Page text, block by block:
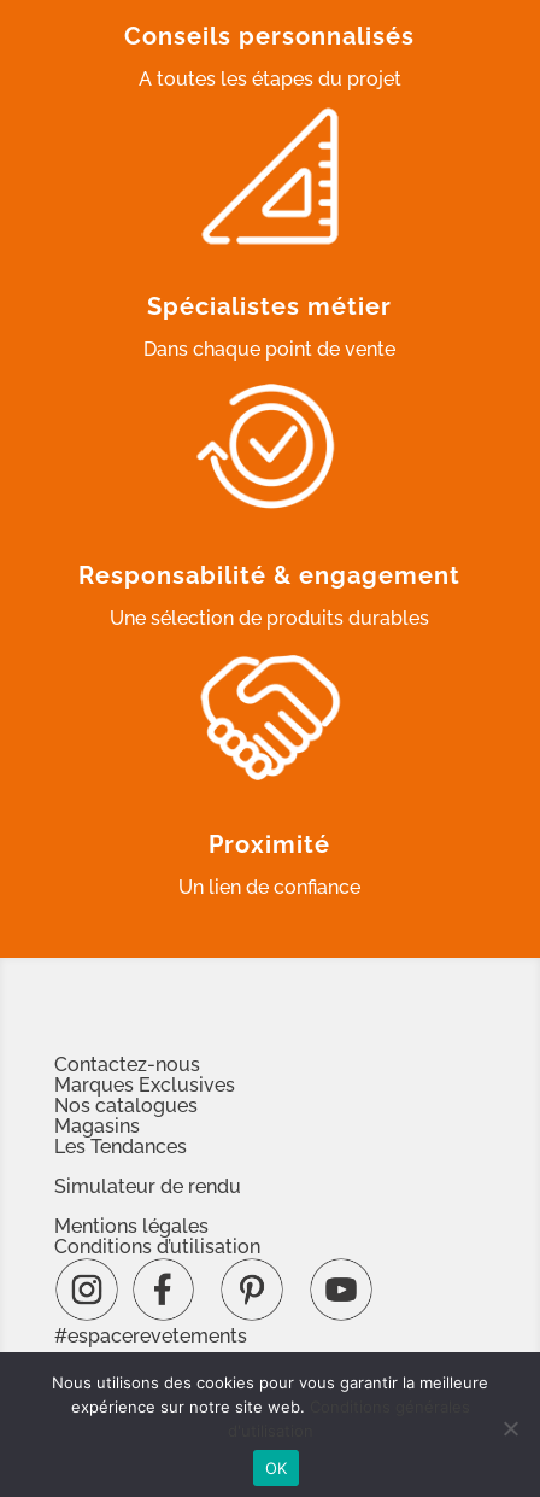
Conseils personnalisés
A toutes les étapes du projet
Spécialistes métier
Dans chaque point de vente
Responsabilité & engagement
Une sélection de produits durables
Proximité
Un lien de confiance
Contactez-nous
Marques Exclusives
Nos catalogues
Magasins
Les Tendances
Simulateur de rendu
Mentions légales
Conditions d’utilisation
#espacerevetements
www.espacedoc.fr
www.signnaturedexception.com
Nous utilisons des cookies pour vous garantir la meilleure
expérience sur notre site web.
OK